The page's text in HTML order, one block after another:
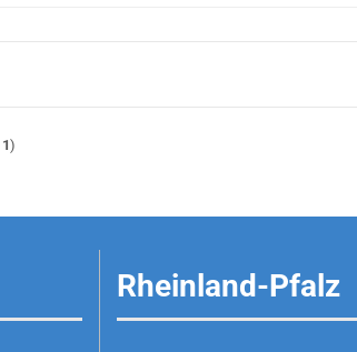
1)
Rheinland-Pfalz